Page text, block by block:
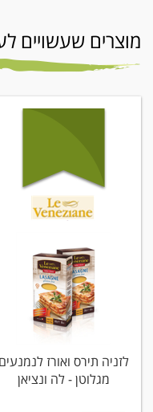
מוצרים שעשויים
לזניה תירס ואורז לנמנעים
מגלוטן - לה ונציאן